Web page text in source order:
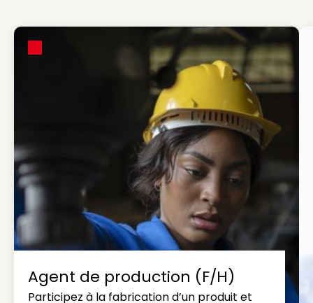
Agent de production (F/H)
Participez à la fabrication d’un produit et